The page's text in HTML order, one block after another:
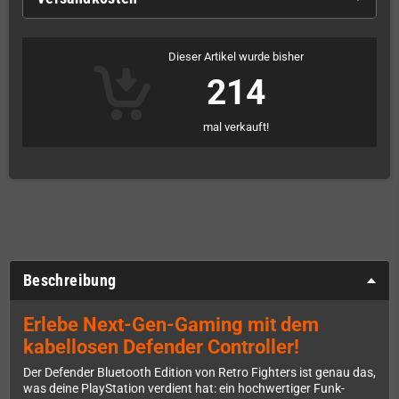
Dieser Artikel wurde bisher
214
mal verkauft!
Beschreibung
Erlebe Next-Gen-Gaming mit dem
kabellosen Defender Controller!
Der Defender Bluetooth Edition von Retro Fighters ist genau das,
was deine PlayStation verdient hat: ein hochwertiger Funk-